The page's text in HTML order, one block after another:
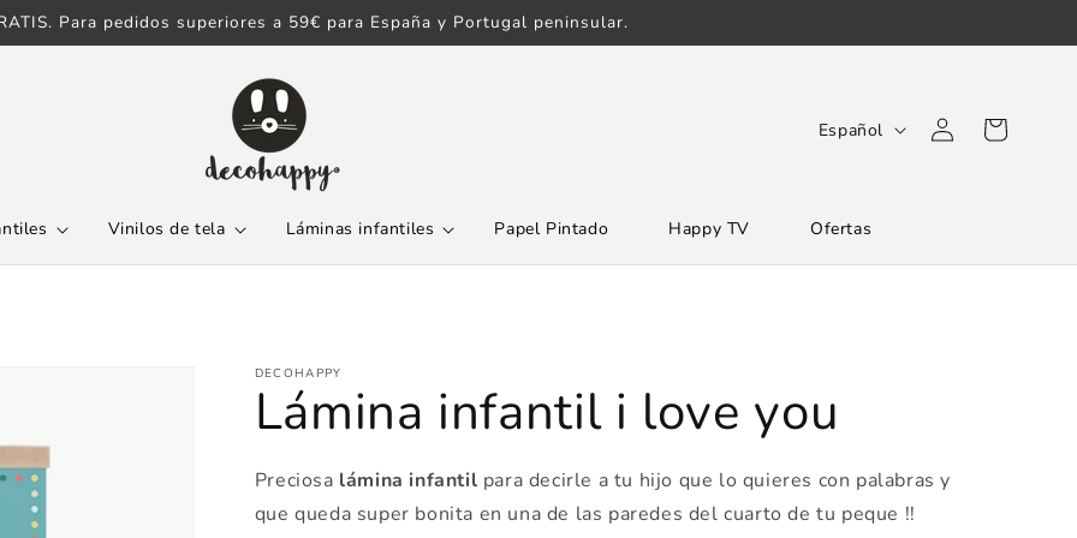
Para pedidos superiores a 59€ para España y Portugal peninsular.
Vinilos de tela Láminas infantiles Papel Pintado Happy TV Ofertas
o
m
Español
Iniciar
sesión
Carrito
DECOHAPPY
Lámina infantil i love you
Preciosa lámina infantil para decirle a tu hijo que lo quieres con palabras y
que queda super bonita en una de las paredes del cuarto de tu peque !!